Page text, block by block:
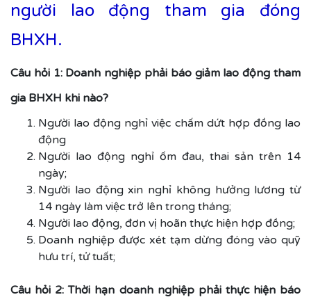
người lao động tham gia đóng
BHXH.
Câu hỏi 1: Doanh nghiệp phải báo giảm lao động tham
gia BHXH khi nào?
Người lao động nghỉ việc chấm dứt hợp đồng lao
động
Người lao động nghỉ ốm đau, thai sản trên 14
ngày;
Người lao động xin nghỉ không hưởng lương từ
14 ngày làm việc trở lên trong tháng;
Người lao động, đơn vị hoãn thực hiện hợp đồng;
Doanh nghiệp được xét tạm dừng đóng vào quỹ
hưu trí, tử tuất;
Câu hỏi 2: Thời hạn doanh nghiệp phải thực hiện báo